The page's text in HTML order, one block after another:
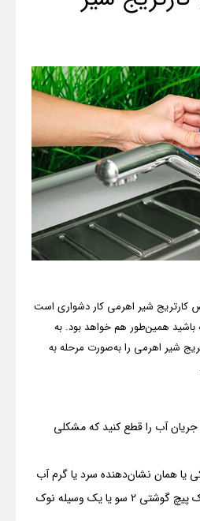
کارتریج شیر اهرمی کار دشواری است
باشید همین‌طور هم خواهد بود. به
شیر اهرمی را به‌صورت مرحله به
جریان آب را قطع کنید که مشکلی
یا همان نشان‌دهنده سرد یا گرم آب
را که روی شیر قرار دارد، با یک پیچ گوشتی 2 سو یا یک وسیله نوک